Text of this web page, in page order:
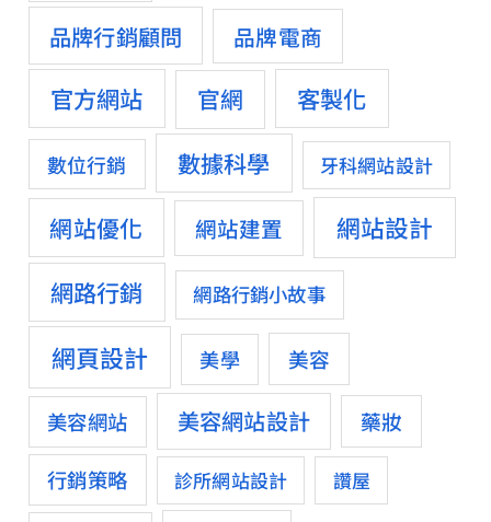
品牌行銷顧問 品牌電商
官方網站 官網 客製化
數位行銷 數據科學 牙科網站設計
網站優化 網站建置
網站設計
網路行銷
網路行銷小故事
網頁設計 美學 美容
美容網站 美容網站設計 藥妝
行銷策略 診所網站設計 讚屋